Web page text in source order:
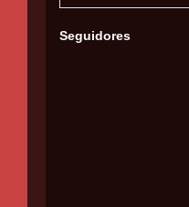
Seguidores